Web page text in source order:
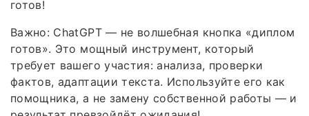
готов!
Важно: ChatGPT — не волшебная кнопка «диплом
готов». Это мощный инструмент, который
требует вашего участия: анализа, проверки
фактов, адаптации текста. Используйте его как
помощника, а не замену собственной работы — и